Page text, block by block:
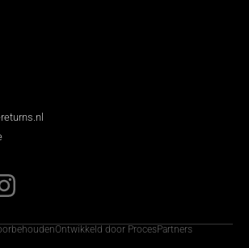
Ontwikkeld door ProcesPartners